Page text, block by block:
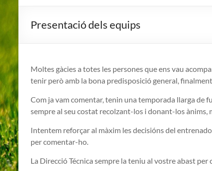
Presentació dels equips
Moltes gàcies a totes les persones que ens vau
tenir però amb la bona predisposició general,
Com ja vam comentar, tenin una temporada llarga de
sempre al seu costat recolzant-los i donant-los ànims,
Intentem reforçar al màxim les decisións del
per comentar-ho.
La Direcció Técnica sempre la teniu al vostre abast